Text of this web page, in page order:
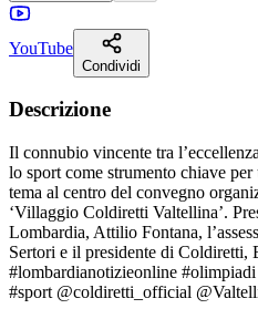
YouTube
Condividi
Descrizione
Il connubio vincente tra
lo sport come strumento chiave
tema al centro del convegno
‘Villaggio Coldiretti Valtellina’.
Lombardia, Attilio Fontana,
Sertori e il presidente di Coldiretti,
#lombardianotizieonline
#sport @coldiretti_official